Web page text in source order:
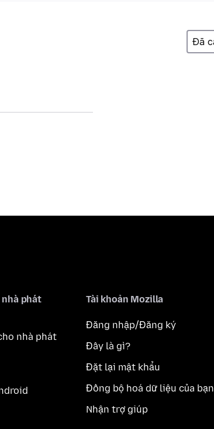
phát
nhà phát
Tài khoản Mozilla
Đăng nhập/Đăng ký
Đây là gì?
Đặt lại mật khẩu
Đồng bộ hoá dữ liệu của bạn
Nhận trợ giúp